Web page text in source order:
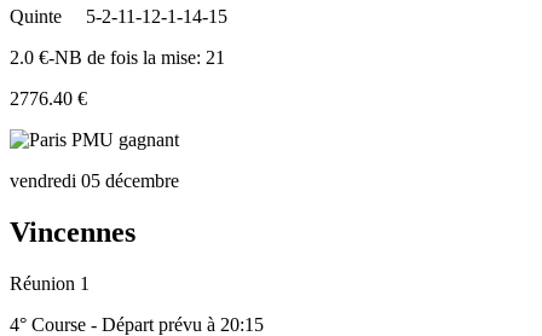
Quinte
5-2-11-12-1-14-15
2.0 €-NB de fois la mise: 21
2776.40 €
vendredi 05 décembre
Vincennes
Réunion 1
4° Course - Départ prévu à 20:15